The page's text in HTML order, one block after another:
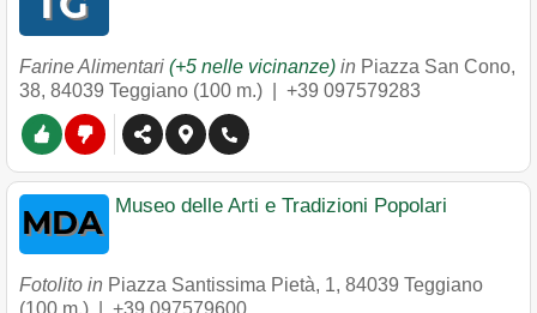
Farine Alimentari (+5 nelle vicinanze) in Piazza San Cono,
38, 84039 Teggiano (100 m.) | +39 097579283
Museo delle Arti e Tradizioni Popolari
Fotolito in Piazza Santissima Pietà, 1, 84039 Teggiano
(100 m.) | +39 097579600